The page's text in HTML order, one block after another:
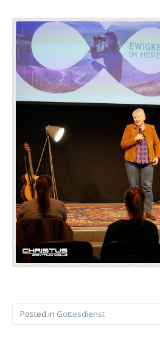
Posted in Gottesdienst